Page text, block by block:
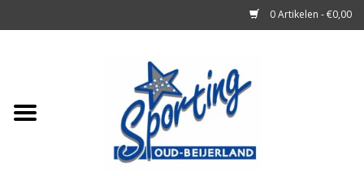
0 Artikelen - €0,00
Tennisrackets